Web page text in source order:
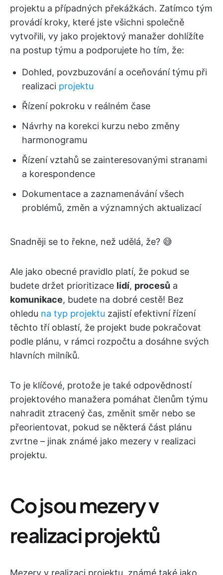
projektu a případných překážkách. Zatímco tým
provádí kroky, které jste všichni společně
vytvořili, vy jako projektový manažer dohlížíte
na postup týmu a podporujete ho tím, že:
Dohled, povzbuzování a oceňování týmu při
realizaci projektu
Řízení pokroku v reálném čase
Návrhy na korekci kurzu nebo změny
harmonogramu
Řízení vztahů se zainteresovanými stranami
a korespondence
Dokumentace a zaznamenávání všech
problémů, změn a významných aktualizací
Snadněji se to řekne, než udělá, že? 😅
Ale jako obecné pravidlo platí, že pokud se
budete držet prioritizace lidí, procesů a
komunikace, budete na dobré cestě! Bez
ohledu na typ projektu zajistí efektivní řízení
těchto tří oblastí, že projekt bude pokračovat
podle plánu, v rámci rozpočtu a dosáhne svých
hlavních milníků.
To je klíčové, protože je také odpovědností
projektového manažera pomáhat členům týmu
nahradit ztracený čas, změnit směr nebo se
přeorientovat, pokud se některá část plánu
zvrtne – jinak známé jako mezery v realizaci
projektu.
Co jsou mezery v
realizaci projektů
Mezery v realizaci projektu, známé také jako